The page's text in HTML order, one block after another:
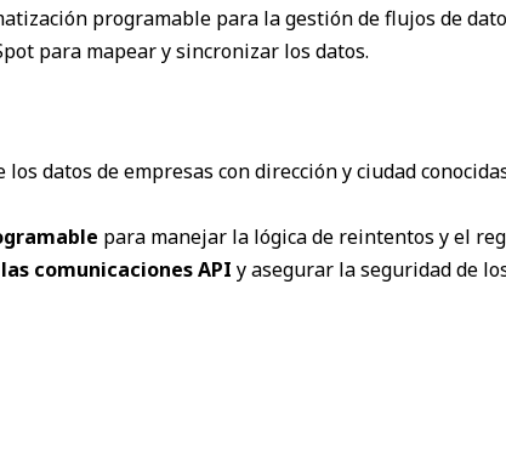
programable para la gestión de flujos de
para mapear y sincronizar los datos.
los datos de empresas con dirección y ciudad
para manejar la lógica de reintentos y el
comunicaciones API y asegurar la seguridad de